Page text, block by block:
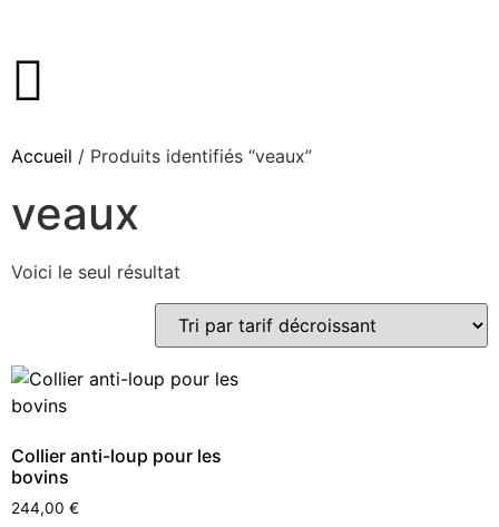
Accueil / Produits identifiés “veaux”
veaux
Voici le seul résultat
Collier anti-loup pour les
bovins
244,00 €